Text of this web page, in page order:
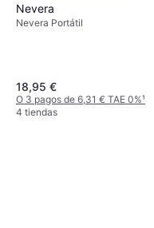
Nevera
Nevera Portátil
18,95 €
O 3 pagos de 6,31 € TAE 0%¹
4 tiendas